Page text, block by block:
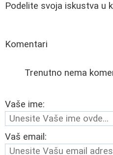
Podelite svoja iskustva u
Komentari
Trenutno nema
Vaše ime:
Vaš email: